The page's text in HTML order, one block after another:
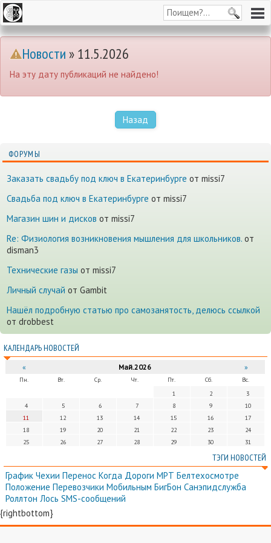
Новости» 11.5.2026
На эту дату публикаций не найдено!
Назад
ФОРУМЫ
Заказать свадьбу под ключ в Екатеринбурге от missi7
Cвадьба под ключ в Екатеринбурге от missi7
Магазин шин и дисков от missi7
Re: Физиология возникновения мышления для школьников. от
disman3
Технические газы от missi7
Личный случай от Gambit
Нашёл подробную статью про самозанятость, делюсь ссылкой
от drobbest
КАЛЕНДАРЬ НОВОСТЕЙ
« Май.2026 »
Пн. Вт. Ср. Чт. Пт. Сб.
Вс.
1
2
3
4
5 6 7 8 9
10
11
12 13 14 15 16
17
18
19 20 21 22 23
24
25
26 27 28 29 30 31
ТЭГИ НОВОСТЕЙ
График Чехии Перенос Когда Дороги МРТ Белтехосмотре
Положение Перевозчики Мобильным БигБон Санэпидслужба
Роллтон Лось SMS-сообщений
{rightbottom}